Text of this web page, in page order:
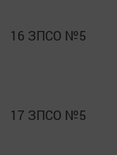
16 ЗПСО №5
17 ЗПСО №5